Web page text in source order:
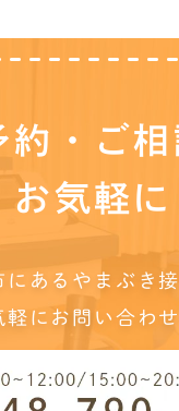
約・ご
お気軽に
にあるやまぶき
軽にお問い合わ